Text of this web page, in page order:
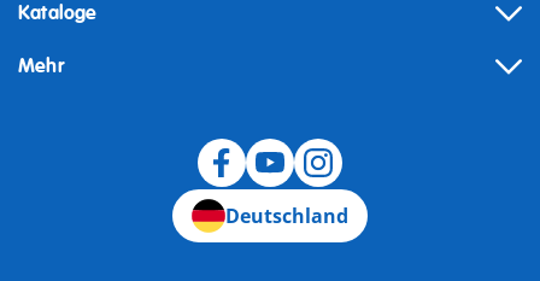
Kataloge
Mehr
Deutschland